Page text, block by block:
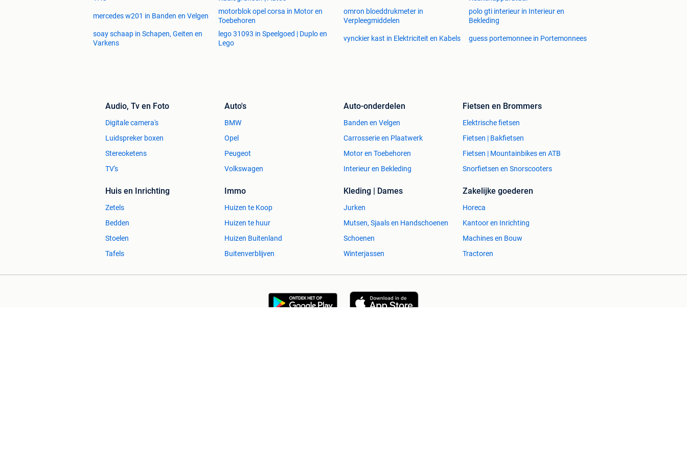
mercedes w201 in Banden en Velgen
motorblok opel corsa in Motor en
Toebehoren
omron bloeddrukmeter in
Verpleegmiddelen
polo gti interieur in Interieur en
Bekleding
soay schaap in Schapen, Geiten en
Varkens
lego 31093 in Speelgoed | Duplo en
Lego
vynckier kast in Elektriciteit en Kabels guess portemonnee in Portemonnees
Audio, Tv en Foto
Digitale camera's
Luidspreker boxen
Stereoketens
TV's
Auto's
BMW
Opel
Peugeot
Volkswagen
Auto-onderdelen
Banden en Velgen
Carrosserie en Plaatwerk
Motor en Toebehoren
Interieur en Bekleding
Fietsen en Brommers
Elektrische fietsen
Fietsen | Bakfietsen
Fietsen | Mountainbikes en ATB
Snorfietsen en Snorscooters
Huis en Inrichting
Zetels
Bedden
Stoelen
Tafels
Immo
Huizen te Koop
Huizen te huur
Huizen Buitenland
Buitenverblijven
Kleding | Dames
Jurken
Mutsen, Sjaals en Handschoenen
Schoenen
Winterjassen
Zakelijke goederen
Horeca
Kantoor en Inrichting
Machines en Bouw
Tractoren